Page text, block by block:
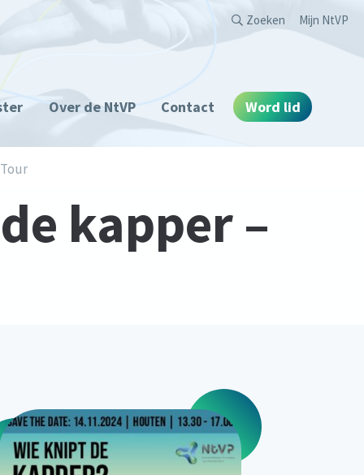
Over de NtVP Contact Word lid
Zoeken Mijn NtVP
kapper –